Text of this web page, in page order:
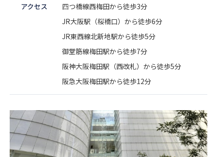
アクセス
四つ橋線西梅田から徒歩3分
JR大阪駅（桜橋口）から徒歩6分
JR東西線北新地駅から徒歩5分
御堂筋線梅田駅から徒歩7分
阪神大阪梅田駅（西改札）から徒歩5分
阪急大阪梅田駅から徒歩12分